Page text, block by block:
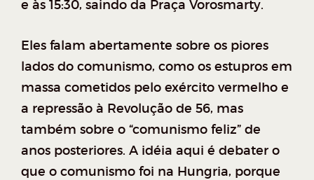
e às 15:30, saindo da Praça Vorosmarty.
Eles falam abertamente sobre os piores
lados do comunismo, como os estupros em
massa cometidos pelo exército vermelho e
a repressão à Revolução de 56, mas
também sobre o “comunismo feliz” de
anos posteriores. A idéia aqui é debater o
que o comunismo foi na Hungria, porque